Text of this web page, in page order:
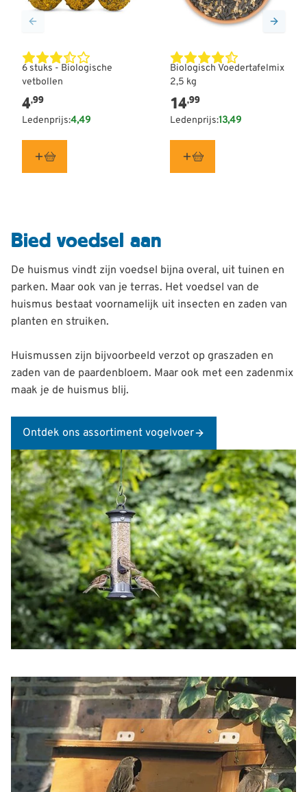
6 stuks - Biologische
vetbollen
4,99
Ledenprijs:4,49
Biologisch Voedertafelmix
2,5 kg
14,99
Ledenprijs:13,49
Bied voedsel aan
De huismus vindt zijn voedsel bijna overal, uit tuinen en
parken. Maar ook van je terras. Het voedsel van de
huismus bestaat voornamelijk uit insecten en zaden van
planten en struiken.
Huismussen zijn bijvoorbeeld verzot op graszaden en
zaden van de paardenbloem. Maar ook met een zadenmix
maak je de huismus blij.
Ontdek ons assortiment vogelvoer